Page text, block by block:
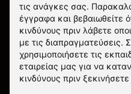
τις ανάγκες σας.
έγγραφα και βεβαιωθείτε
κινδύνους πριν λάβετε
με τις διαπραγματεύσεις.
χρησιμοποιήσετε τις
εταιρείας μας για να
κινδύνους πριν ξεκινήσετε